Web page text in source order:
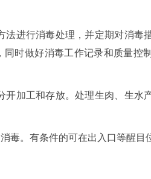
进行消毒处理，并定期对消毒
时做好消毒工作记录和质量控
加工和存放。处理生肉、生水
毒。有条件的可在出入口等醒目